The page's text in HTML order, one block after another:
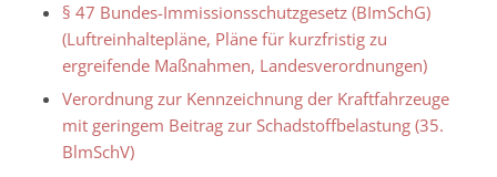
§ 47 Bundes-Immissionsschutzgesetz (BImSchG)
(Luftreinhaltepläne, Pläne für kurzfristig zu
ergreifende Maßnahmen, Landesverordnungen)
Verordnung zur Kennzeichnung der Kraftfahrzeuge
mit geringem Beitrag zur Schadstoffbelastung (35.
BlmSchV)